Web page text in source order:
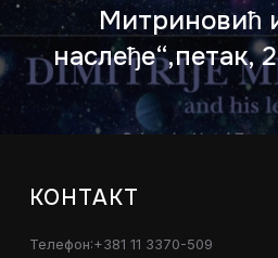
Митриновић
наслеђе“,петак,
КОНТАКТ
Телефон:+381 11 3370-509